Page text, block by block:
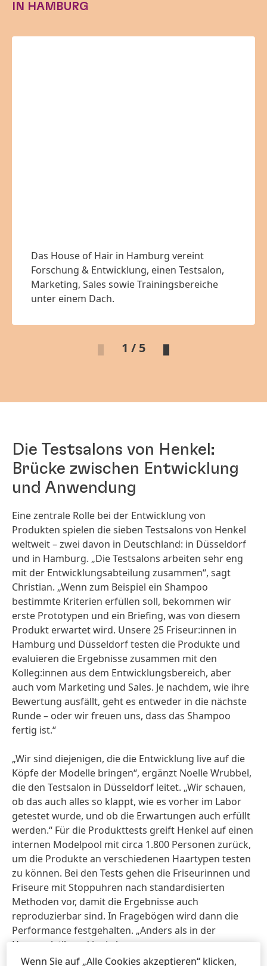
IN
HAMBURG
Das House of Hair in Hamburg vereint
Forschung & Entwicklung, einen Testsalon,
Marketing, Sales sowie Trainingsbereiche
unter einem Dach.
1 / 5
Die Testsalons von Henkel:
Brücke zwischen Entwicklung
und Anwendung
Eine zentrale Rolle bei der Entwicklung von
Produkten spielen die sieben Testsalons von Henkel
weltweit – zwei davon in Deutschland: in Düsseldorf
und in Hamburg. „Die Testsalons arbeiten sehr eng
mit der Entwicklungsabteilung zusammen“, sagt
Christian. „Wenn zum Beispiel ein Shampoo
bestimmte Kriterien erfüllen soll, bekommen wir
erste Prototypen und ein Briefing, was von diesem
Produkt erwartet wird. Unsere 25 Friseur:innen in
Hamburg und Düsseldorf testen die Produkte und
evaluieren die Ergebnisse zusammen mit den
Kolleg:innen aus dem Entwicklungsbereich, aber
auch vom Marketing und Sales. Je nachdem, wie ihre
Bewertung ausfällt, geht es entweder in die nächste
Runde – oder wir freuen uns, dass das Shampoo
fertig ist.“
„Wir sind diejenigen, die die Entwicklung live auf die
Köpfe der Modelle bringen“, ergänzt Noelle Wrubbel,
die den Testsalon in Düsseldorf leitet. „Wir schauen,
ob das auch alles so klappt, wie es vorher im Labor
getestet wurde, und ob die Erwartungen auch erfüllt
werden.“ Für die Produkttests greift Henkel auf einen
internen Modelpool mit circa 1.800 Personen zurück,
um die Produkte an verschiedenen Haartypen testen
zu können. Bei den Tests gehen die Friseurinnen und
Friseure mit Stoppuhren nach standardisierten
Methoden vor, damit die Ergebnisse auch
reproduzierbar sind. In Fragebögen wird dann die
Performance festgehalten. „Anders als in der
Haaranalytik und im Labor, wo
naturwissenschaftliche Prozesse im Mittelpunkt
Wenn Sie auf „Alle Cookies akzeptieren“ klicken,